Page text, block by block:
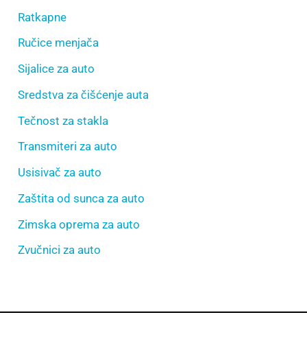
Ratkapne
Ručice menjača
Sijalice za auto
Sredstva za čišćenje auta
Tečnost za stakla
Transmiteri za auto
Usisivač za auto
Zaštita od sunca za auto
Zimska oprema za auto
Zvučnici za auto